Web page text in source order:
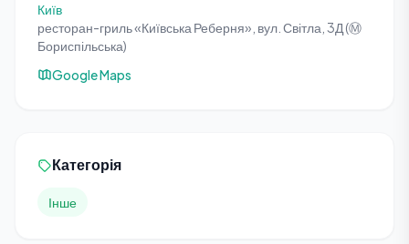
Київ
ресторан-гриль «Київська Реберня», вул. Світла, 3Д (Ⓜ️
Бориспільська)
Google Maps
Категорія
Інше